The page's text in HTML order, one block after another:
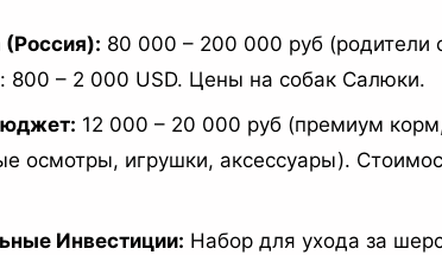
80 000 – 200 000 руб (родители
800 – 2 000 USD. Цены на собак Салюки.
12 000 – 20 000 руб (премиум
осмотры, игрушки, аксессуары).
Инвестиции: Набор для ухода за